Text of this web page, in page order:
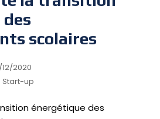
scolaires
2020
Start-up